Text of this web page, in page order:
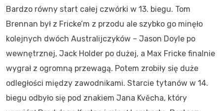
Bardzo równy start całej czwórki w 13. biegu. Tom
Brennan był z Fricke’m z przodu ale szybko go minęło
kolejnych dwóch Australijczyków – Jason Doyle po
wewnętrznej, Jack Holder po dużej, a Max Fricke finalnie
wygrał z ogromną przewagą. Potem zrobiły się duże
odległości między zawodnikami. Starcie tytanów w 14.
biegu odbyło się pod znakiem Jana Kvěcha, który